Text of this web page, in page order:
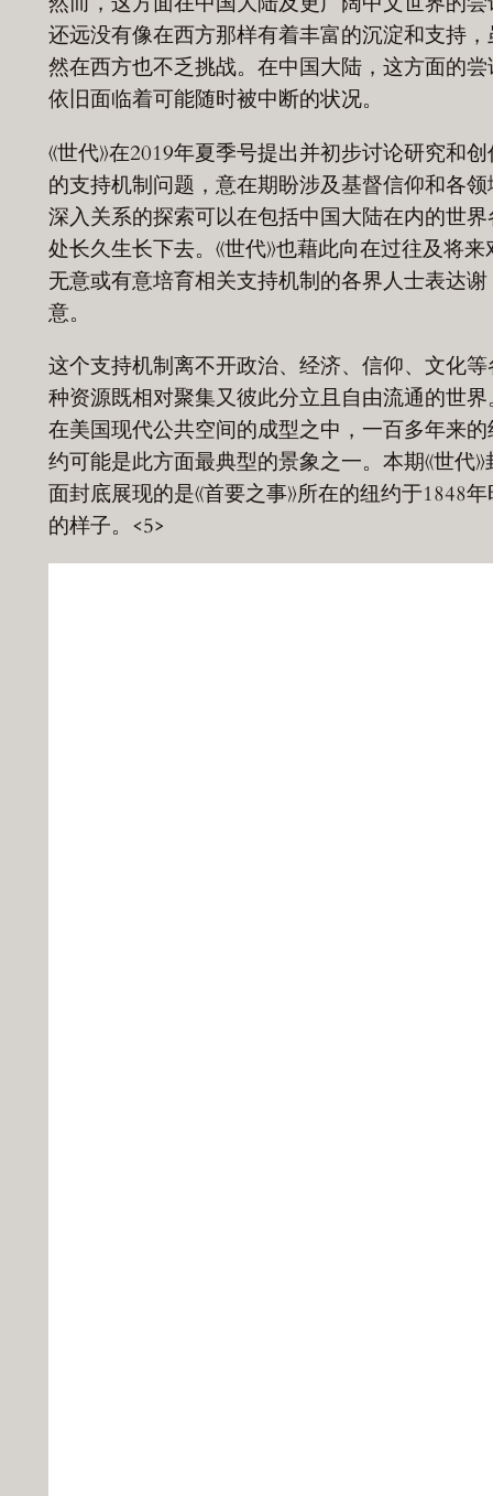
还远没有像在西方那样有着丰富的沉淀和支持，
然在西方也不乏挑战。在中国大陆，这方面的尝
依旧面临着可能随时被中断的状况。
《世代》在2019年夏季号提出并初步讨论研究和
的支持机制问题，意在期盼涉及基督信仰和各领
深入关系的探索可以在包括中国大陆在内的世界
处长久生长下去。《世代》也藉此向在过往及将来
无意或有意培育相关支持机制的各界人士表达谢
意。
这个支持机制离不开政治、经济、信仰、文化等
种资源既相对聚集又彼此分立且自由流通的世界
在美国现代公共空间的成型之中，一百多年来的
约可能是此方面最典型的景象之一。本期《世代》
面封底展现的是《首要之事》所在的纽约于1848
的样子。<5>